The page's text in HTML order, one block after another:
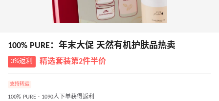
100% PURE：年末大促 天然有机护肤品热卖
3%返利 精选套装第2件半价
支持转运
100% PURE · 1090人下单获得返利